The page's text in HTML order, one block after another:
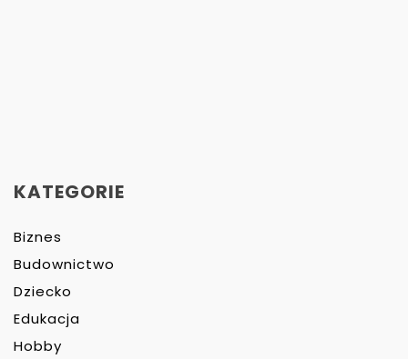
KATEGORIE
Biznes
Budownictwo
Dziecko
Edukacja
Hobby